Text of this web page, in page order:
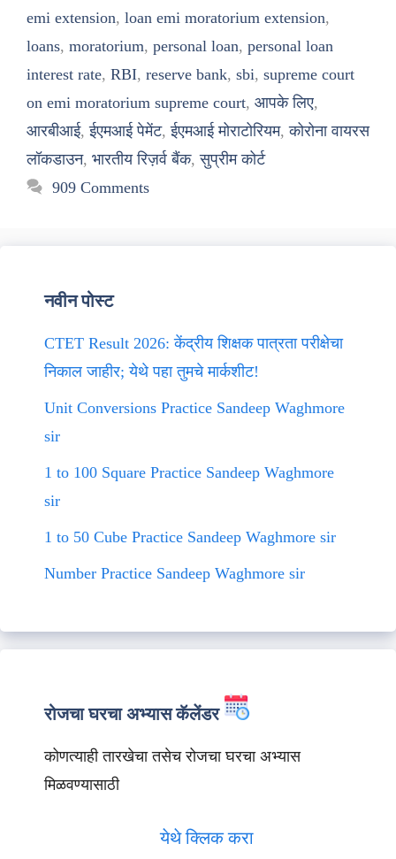
emi extension, loan emi moratorium extension,
loans, moratorium, personal loan, personal loan
interest rate, RBI, reserve bank, sbi, supreme court
on emi moratorium supreme court, आपके लिए,
आरबीआई,ईएमआई पेमेंट,ईएमआई मोराटोरियम,कोरोना वायरस
लॉकडाउन, भारतीय रिज़र्व बैंक,सुप्रीम कोर्ट
909 Comments
नवीन पोस्ट
CTET Result 2026: केंद्रीय शिक्षक पात्रता परीक्षेचा
निकाल जाहीर; येथे पहा तुमचे मार्कशीट!
Unit Conversions Practice Sandeep Waghmore
sir
1 to 100 Square Practice Sandeep Waghmore
sir
1 to 50 Cube Practice Sandeep Waghmore sir
Number Practice Sandeep Waghmore sir
रोजचा घरचा अभ्यास कॅलेंडर
कोणत्याही तारखेचा तसेच रोजचा घरचा अभ्यास
मिळवण्यासाठी
येथे क्लिक करा